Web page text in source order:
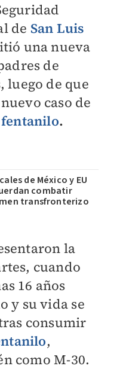
de San Luis
una nueva
de
luego de que
caso de
fentanilo.
de México y EU
combatir
transfronterizo
la
cuando
16 años
y su vida se
consumir
,
como M-30.